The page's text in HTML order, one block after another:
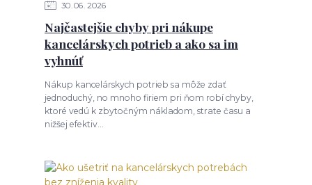
30 06 2026
Najčastejšie chyby pri nákupe
kancelárskych potrieb a ako sa im
vyhnúť
Nákup kancelárskych potrieb sa môže zdať
jednoduchý, no mnoho firiem pri ňom robí chyby,
ktoré vedú k zbytočným nákladom, strate času a
nižšej efektiv...